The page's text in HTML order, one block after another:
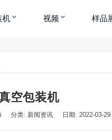
机 视频 样品
空包装机
分类: 新闻资讯 日期: 2022-03-